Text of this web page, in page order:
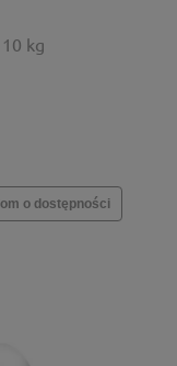
kg
o dostępności